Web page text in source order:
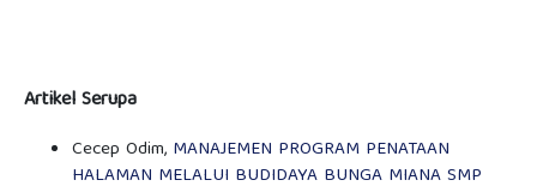
Artikel Serupa
Cecep Odim, MANAJEMEN PROGRAM PENATAAN
HALAMAN MELALUI BUDIDAYA BUNGA MIANA SMP